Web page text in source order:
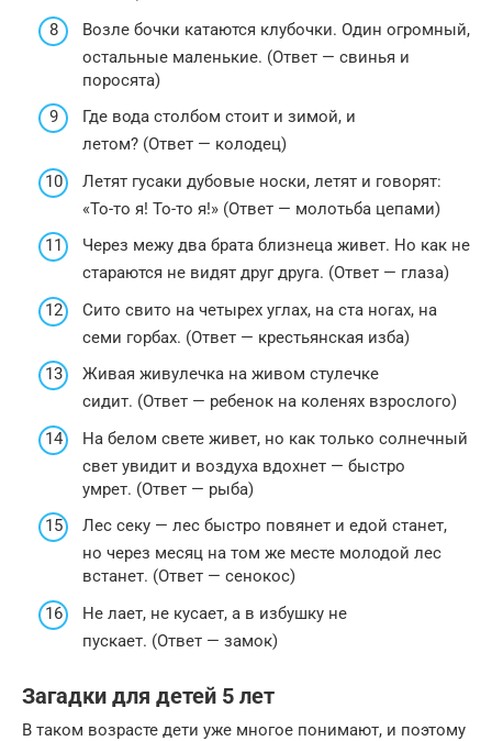
Возле бочки катаются клубочки. Один огромный,
остальные маленькие. (Ответ — свинья и
поросята)
Где вода столбом стоит и зимой, и
летом? (Ответ — колодец)
Летят гусаки дубовые носки, летят и говорят:
«То-то я! То-то я!» (Ответ — молотьба цепами)
Через межу два брата близнеца живет. Но как не
стараются не видят друг друга. (Ответ — глаза)
Сито свито на четырех углах, на ста ногах, на
семи горбах. (Ответ — крестьянская изба)
Живая живулечка на живом стулечке
сидит. (Ответ — ребенок на коленях взрослого)
На белом свете живет, но как только солнечный
свет увидит и воздуха вдохнет — быстро
умрет. (Ответ — рыба)
Лес секу — лес быстро повянет и едой станет,
но через месяц на том же месте молодой лес
встанет. (Ответ — сенокос)
Не лает, не кусает, а в избушку не
пускает. (Ответ — замок)
Загадки для детей 5 лет
В таком возрасте дети уже многое понимают, и поэтому